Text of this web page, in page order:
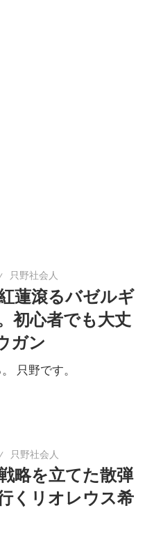
只野社会人
紅蓮滾るバゼルギ
初心者でも大丈
ガン
只野です。
只野社会人
戦略を立てた散弾
くリオレウス希